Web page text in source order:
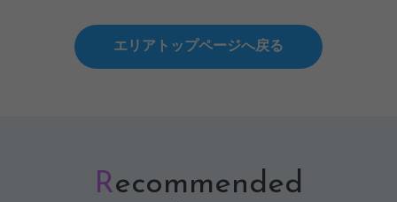
エリアトップページへ戻る
Recommended